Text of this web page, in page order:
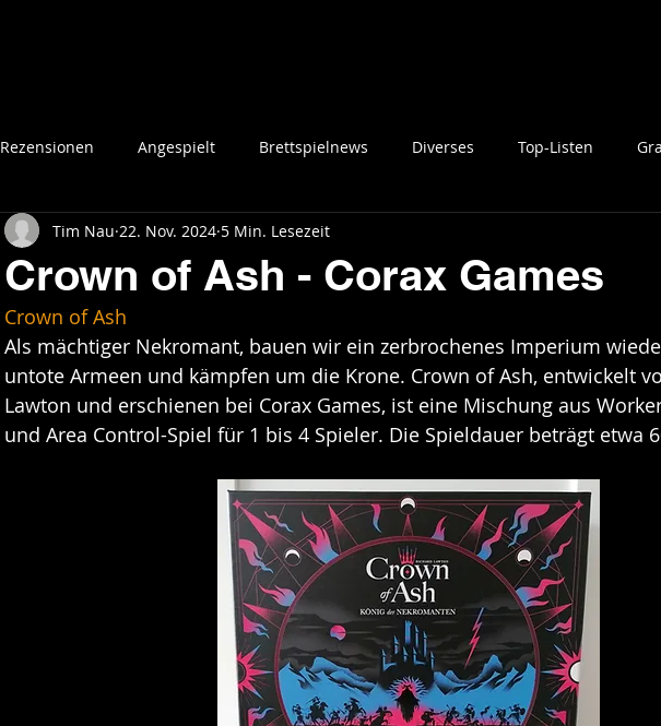
Rezensionen Angespielt Brettspielnews Diverses Top-Listen
Crown of Ash - Corax Games
Tim Nau 22. Nov. 2024 5 Min. Lesezeit
Crown of Ash
Als mächtiger Nekromant, bauen wir ein zerbrochenes Imperium
untote Armeen und kämpfen um die Krone. Crown of Ash, entwickelt
Lawton und erschienen bei Corax Games, ist eine Mischung aus
und Area Control-Spiel für 1 bis 4 Spieler. Die Spieldauer beträgt etwa